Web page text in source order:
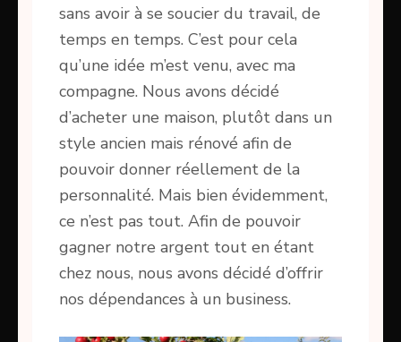
sans avoir à se soucier du travail, de
temps en temps. C’est pour cela
qu’une idée m’est venu, avec ma
compagne. Nous avons décidé
d’acheter une maison, plutôt dans un
style ancien mais rénové afin de
pouvoir donner réellement de la
personnalité. Mais bien évidemment,
ce n’est pas tout. Afin de pouvoir
gagner notre argent tout en étant
chez nous, nous avons décidé d’offrir
nos dépendances à un business.